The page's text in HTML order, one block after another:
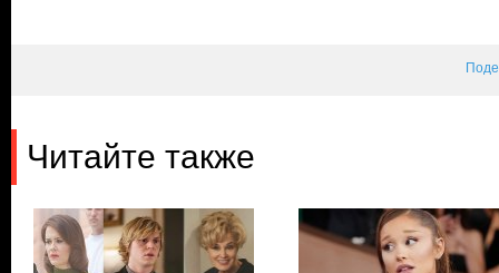
Читайте также